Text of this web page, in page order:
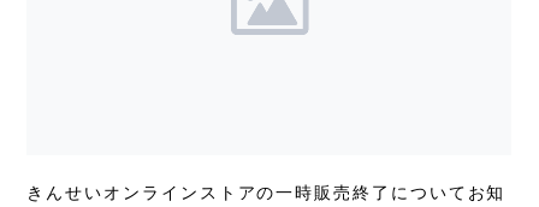
きんせいオンラインストアの一時販売終了についてお知